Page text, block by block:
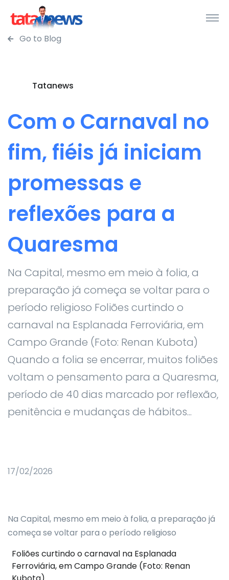
Go to Blog
Tatanews
Com o Carnaval no
fim, fiéis já iniciam
promessas e
reflexões para a
Quaresma
Na Capital, mesmo em meio à folia, a
preparação já começa se voltar para o
período religioso Foliões curtindo o
carnaval na Esplanada Ferroviária, em
Campo Grande (Foto: Renan Kubota)
Quando a folia se encerrar, muitos foliões
voltam o pensamento para a Quaresma,
período de 40 dias marcado por reflexão,
penitência e mudanças de hábitos...
17/02/2026
Na Capital, mesmo em meio à folia, a preparação já
começa se voltar para o período religioso
Foliões curtindo o carnaval na Esplanada
Ferroviária, em Campo Grande (Foto: Renan